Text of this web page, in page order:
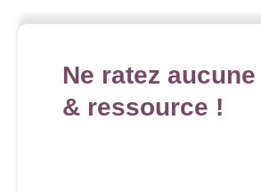
Ne ratez
& ressource !